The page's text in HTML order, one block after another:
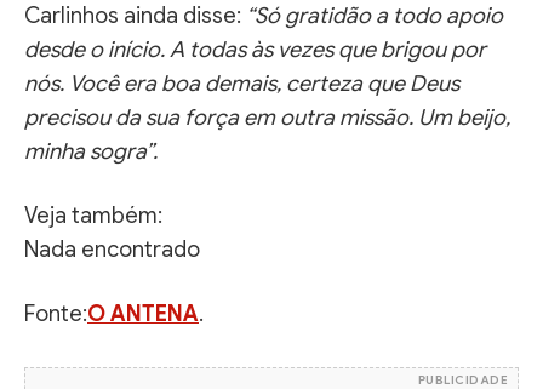
Carlinhos ainda disse: “Só gratidão a todo apoio
desde o início. A todas às vezes que brigou por
nós. Você era boa demais, certeza que Deus
precisou da sua força em outra missão. Um beijo,
minha sogra”.
Veja também:
Nada encontrado
Fonte:O ANTENA.
PUBLICIDADE